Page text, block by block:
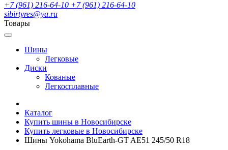
+7 (961) 216-64-10 +7 (961) 216-64-10
sibirtyres@ya.ru
Товары
Шины
Легковые
Диски
Кованые
Легкосплавные
Каталог
Купить шины в Новосибирске
Купить легковые в Новосибирске
Шины Yokohama BluEarth-GT AE51 245/50 R18